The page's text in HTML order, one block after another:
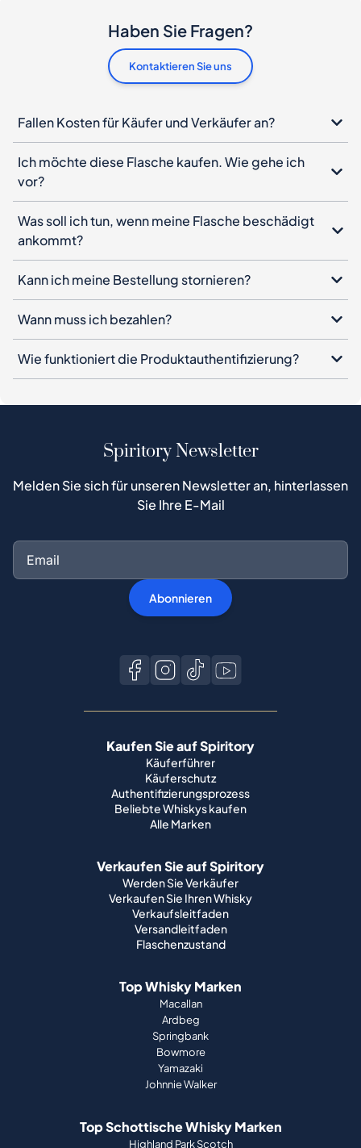
Haben Sie Fragen?
Kontaktieren Sie uns
Fallen Kosten für Käufer und Verkäufer an?
Ich möchte diese Flasche kaufen. Wie gehe ich
vor?
Was soll ich tun, wenn meine Flasche beschädigt
ankommt?
Kann ich meine Bestellung stornieren?
Wann muss ich bezahlen?
Wie funktioniert die Produktauthentifizierung?
Spiritory Newsletter
Melden Sie sich für unseren Newsletter an, hinterlassen
Sie Ihre E-Mail
Abonnieren
Kaufen Sie auf Spiritory
Käuferführer
Käuferschutz
Authentifizierungsprozess
Beliebte Whiskys kaufen
Alle Marken
Verkaufen Sie auf Spiritory
Werden Sie Verkäufer
Verkaufen Sie Ihren Whisky
Verkaufsleitfaden
Versandleitfaden
Flaschenzustand
Top Whisky Marken
Macallan
Ardbeg
Springbank
Bowmore
Yamazaki
Johnnie Walker
Top Schottische Whisky Marken
Highland Park Scotch